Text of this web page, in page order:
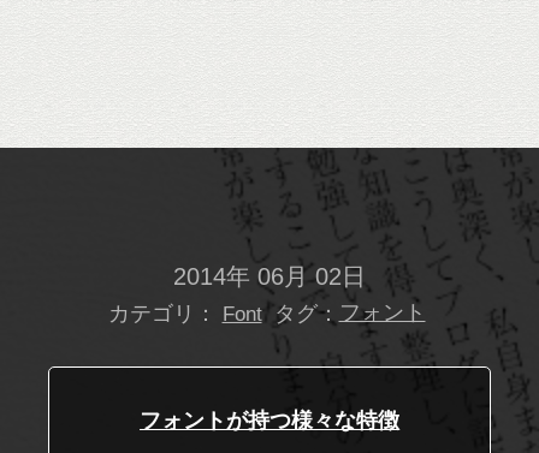
2014年 06月 02日
カテゴリ： Font タグ： フォント
フォントが持つ様々な特徴